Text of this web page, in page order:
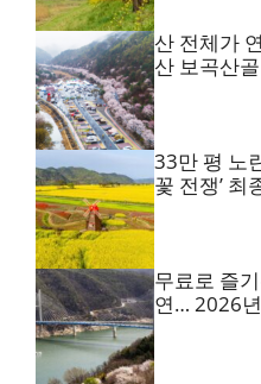
산 전체가
산 보곡산
33만 평 노
꽃 전쟁’ 최
무료로 즐
연… 2026